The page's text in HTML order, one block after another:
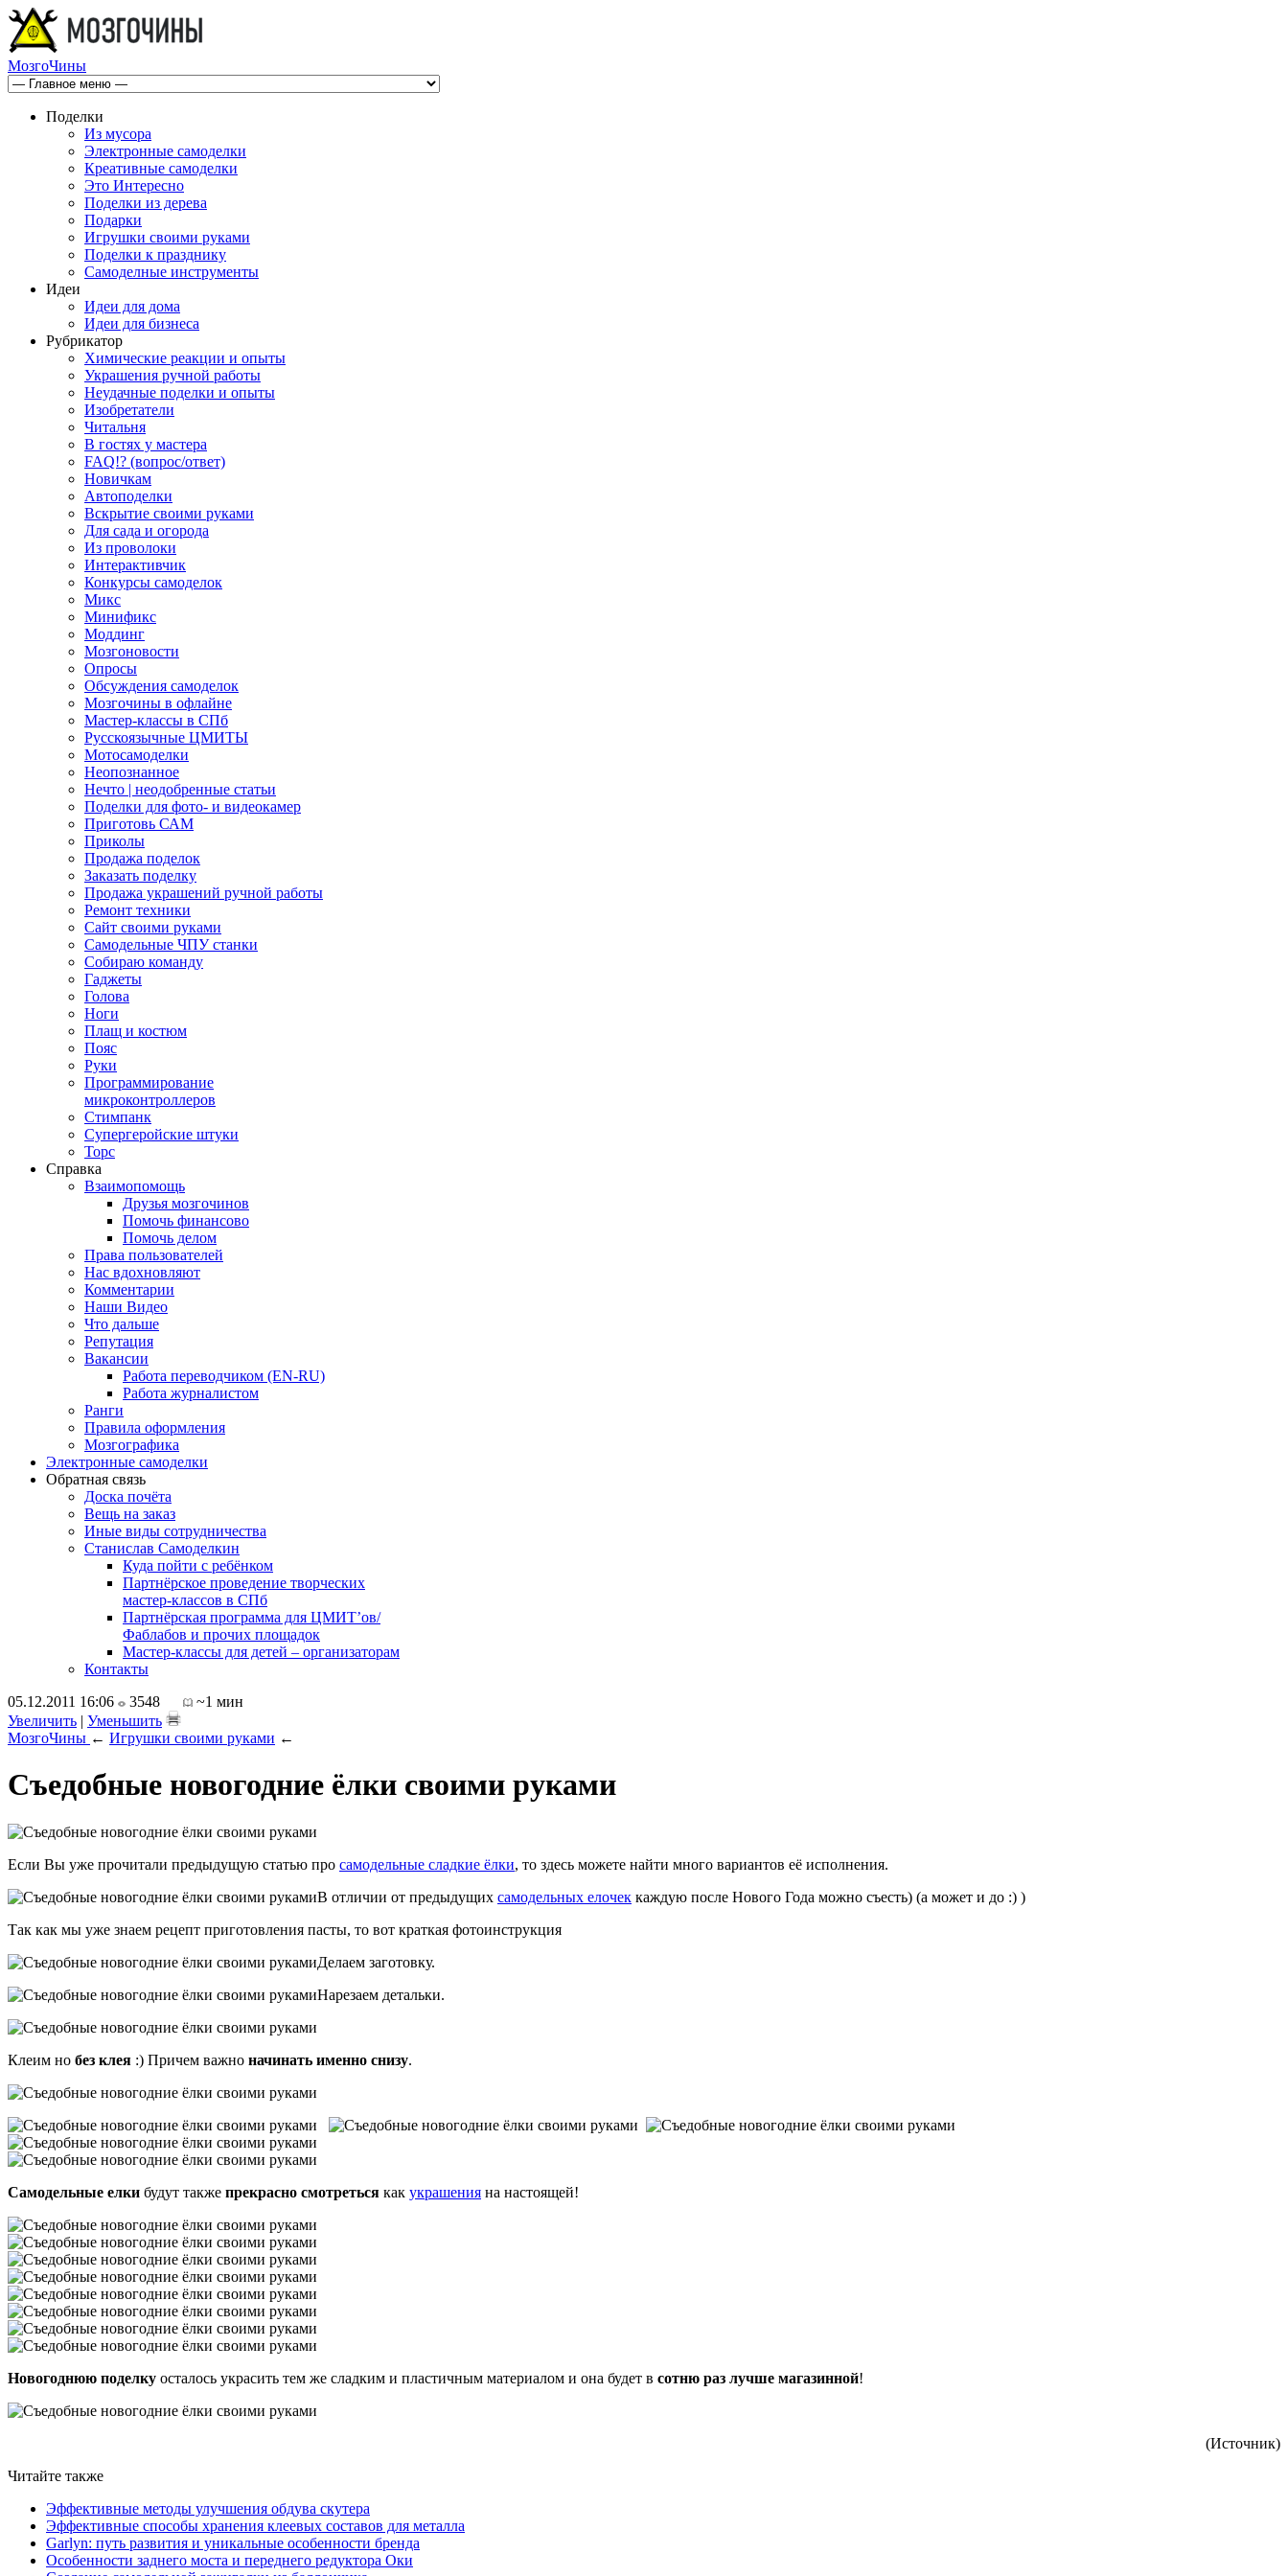
МозгоЧины
Поделки
Из мусора
Электронные самоделки
Креативные самоделки
Это Интересно
Поделки из дерева
Подарки
Игрушки своими руками
Поделки к празднику
Самоделные инструменты
Идеи
Идеи для дома
Идеи для бизнеса
Рубрикатор
Химические реакции и опыты
Украшения ручной работы
Неудачные поделки и опыты
Изобретатели
Читальня
В гостях у мастера
FAQ!? (вопрос/ответ)
Новичкам
Автоподелки
Вскрытие своими руками
Для сада и огорода
Из проволоки
Интерактивчик
Конкурсы самоделок
Микс
Минификс
Моддинг
Мозгоновости
Опросы
Обсуждения самоделок
Мозгочины в офлайне
Мастер-классы в СПб
Русскоязычные ЦМИТЫ
Мотосамоделки
Неопознанное
Нечто | неодобренные статьи
Поделки для фото- и видеокамер
Приготовь САМ
Приколы
Продажа поделок
Заказать поделку
Продажа украшений ручной работы
Ремонт техники
Сайт своими руками
Самодельные ЧПУ станки
Собираю команду
Гаджеты
Голова
Ноги
Плащ и костюм
Пояс
Руки
Программирование
микроконтроллеров
Стимпанк
Супергеройские штуки
Торс
Справка
Взаимопомощь
Друзья мозгочинов
Помочь финансово
Помочь делом
Права пользователей
Нас вдохновляют
Комментарии
Наши Видео
Что дальше
Репутация
Вакансии
Работа переводчиком (EN-RU)
Работа журналистом
Ранги
Правила оформления
Мозгографика
Электронные самоделки
Обратная связь
Доска почёта
Вещь на заказ
Иные виды сотрудничества
Станислав Самоделкин
Куда пойти с ребёнком
Партнёрское проведение творческих
мастер-классов в СПб
Партнёрская программа для ЦМИТ’ов/
Фаблабов и прочих площадок
Мастер-классы для детей – организаторам
Контакты
05.12.2011 16:06
3548
~1 мин
Увеличить | Уменьшить
МозгоЧины ← Игрушки своими руками ←
Съедобные новогодние ёлки своими руками
Если Вы уже прочитали предыдущую статью про самодельные сладкие ёлки, то здесь можете найти много вариантов её исполнения.
В отличии от предыдущих самодельных елочек каждую после Нового Года можно съесть) (а может и до :) )
Так как мы уже знаем рецепт приготовления пасты, то вот краткая фотоинструкция
Делаем заготовку.
Нарезаем детальки.
Клеим но без клея :) Причем важно начинать именно снизу.
Самодельные елки будут также прекрасно смотреться как украшения на настоящей!
Новогоднюю поделку осталось украсить тем же сладким и пластичным материалом и она будет в сотню раз лучше магазинной!
(Источник)
Читайте также
Эффективные методы улучшения обдува скутера
Эффективные способы хранения клеевых составов для металла
Garlyn: путь развития и уникальные особенности бренда
Особенности заднего моста и переднего редуктора Оки